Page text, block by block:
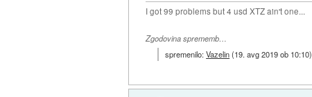
I got 99 problems but 4 usd XTZ ain't one...
Zgodovina sprememb…
spremenilo:Vazelin(19. avg 2019 ob 10:10)